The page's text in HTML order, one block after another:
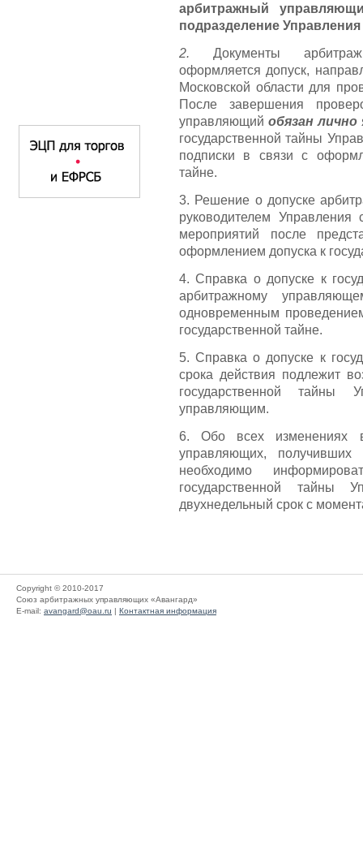
арбитражный
подразделение Управления
2. Документы
оформляется допуск,
Московской области для
После завершения
управляющийобязан лично
государственной тайны
подписки в связи с
тайне.
3. Решение о допуске
руководителем Управления
мероприятий после
оформлением допуска к
4. Справка о допуске к
арбитражному
одновременным
государственной тайне.
5. Справка о допуске к
срока действия подлежит
государственной тайны
управляющим.
6. Обо всех изменениях
управляющих, получивших
необходимо
государственной
двухнедельный срок с
Copyright © 2010-2017
Союз арбитражных управляющих «Авангард»
E-mail: avangard@oau.ru | Контактная информация